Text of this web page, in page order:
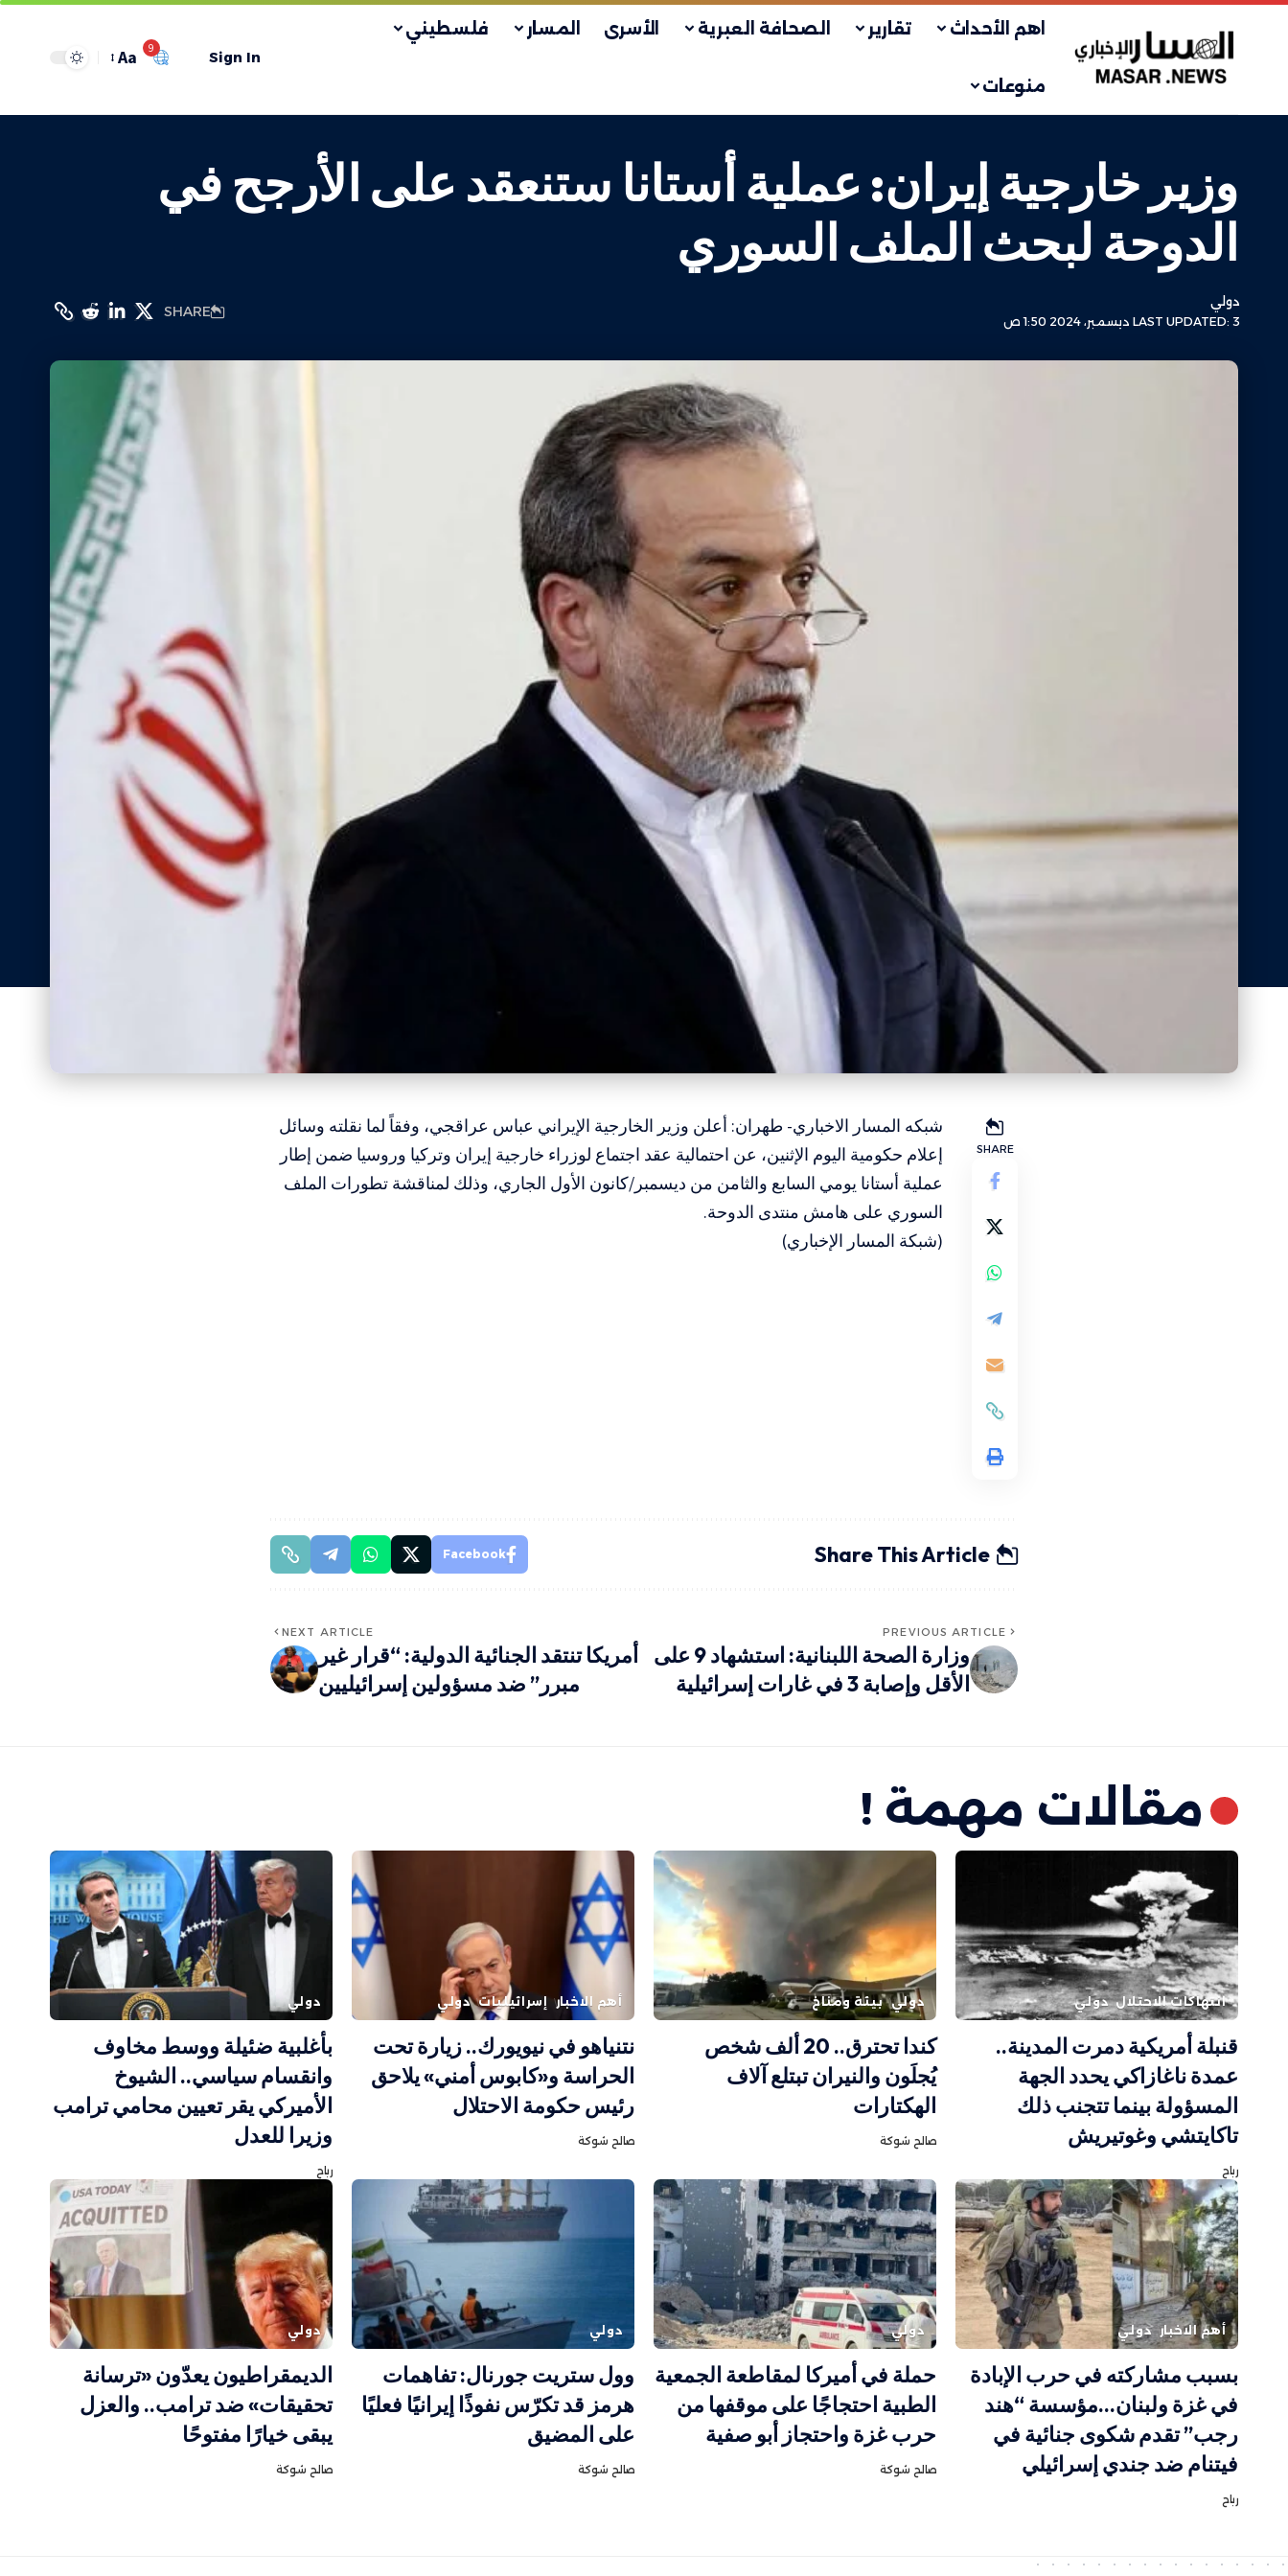
اهم الأحداث تقارير الصحافة العبرية الأسرى المسار فلسطيني
منوعات
Sign In
9
Aa
وزير خارجية إيران: عملية أستانا ستنعقد على الأرجح في
الدوحة لبحث الملف السوري
LAST UPDATED: 3 ديسمبر، 2024 1:50 ص
دولي
SHARE
SHARE
شبكه المسار الاخباري- طهران: أعلن وزير الخارجية الإيراني عباس عراقجي، وفقاً لما نقلته وسائل
إعلام حكومية اليوم الإثنين، عن احتمالية عقد اجتماع لوزراء خارجية إيران وتركيا وروسيا ضمن إطار
عملية أستانا يومي السابع والثامن من ديسمبر/كانون الأول الجاري، وذلك لمناقشة تطورات الملف
السوري على هامش منتدى الدوحة.
(شبكة المسار الإخباري)
Share This Article
Facebook
PREVIOUS ARTICLE
وزارة الصحة اللبنانية: استشهاد 9 على
الأقل وإصابة 3 في غارات إسرائيلية
NEXT ARTICLE
أمريكا تنتقد الجنائية الدولية: “قرار غير
مبرر” ضد مسؤولين إسرائيليين
مقالات مهمة !
انتهاكات الاحتلال دولي
قنبلة أمريكية دمرت المدينة..
عمدة ناغازاكي يحدد الجهة
المسؤولة بينما تتجنب ذلك
تاكايتشي وغوتيريش
رباح
دولي بيئة ومناخ
كندا تحترق.. 20 ألف شخص
يُجلَون والنيران تبتلع آلاف
الهكتارات
صالح شوكة
أهم الاخبار إسرائيليات دولي
نتنياهو في نيويورك.. زيارة تحت
الحراسة و«كابوس أمني» يلاحق
رئيس حكومة الاحتلال
صالح شوكة
دولي
بأغلبية ضئيلة ووسط مخاوف
وانقسام سياسي.. الشيوخ
الأميركي يقر تعيين محامي ترامب
وزيرا للعدل
رباح
أهم الاخبار دولي
بسبب مشاركته في حرب الإبادة
في غزة ولبنان…مؤسسة “هند
رجب” تقدم شكوى جنائية في
فيتنام ضد جندي إسرائيلي
رباح
دولي
حملة في أميركا لمقاطعة الجمعية
الطبية احتجاجًا على موقفها من
حرب غزة واحتجاز أبو صفية
صالح شوكة
دولي
وول ستريت جورنال: تفاهمات
هرمز قد تكرّس نفوذًا إيرانيًا فعليًا
على المضيق
صالح شوكة
دولي
الديمقراطيون يعدّون «ترسانة
تحقيقات» ضد ترامب.. والعزل
يبقى خيارًا مفتوحًا
صالح شوكة